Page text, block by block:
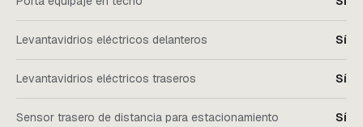
Levantavidrios eléctricos delanteros Sí
Levantavidrios eléctricos traseros Sí
Sensor trasero de distancia para estacionamiento Sí